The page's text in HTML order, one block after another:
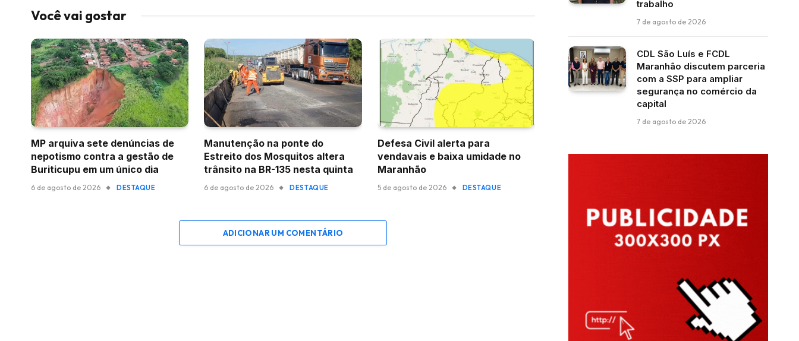
Você vai gostar
MP arquiva sete denúncias de
nepotismo contra a gestão de
Buriticupu em um único dia
6 de agosto de 2026 DESTAQUE
Manutenção na ponte do
Estreito dos Mosquitos altera
trânsito na BR-135 nesta quinta
6 de agosto de 2026 DESTAQUE
Defesa Civil alerta para
vendavais e baixa umidade no
Maranhão
5 de agosto de 2026 DESTAQUE
ADICIONAR UM COMENTÁRIO
trabalho
7 de agosto de 2026
CDL São Luís e FCDL
Maranhão discutem parceria
com a SSP para ampliar
segurança no comércio da
capital
7 de agosto de 2026